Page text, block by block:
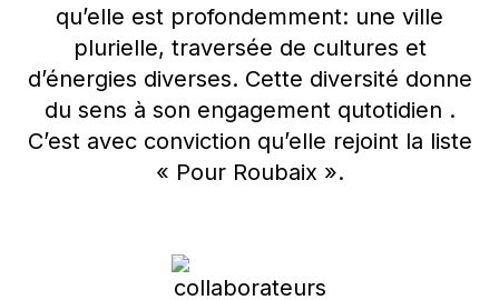
qu’elle est profondemment: une ville
plurielle, traversée de cultures et
d’énergies diverses. Cette diversité donne
du sens à son engagement qutotidien .
C’est avec conviction qu’elle rejoint la liste
« Pour Roubaix ».